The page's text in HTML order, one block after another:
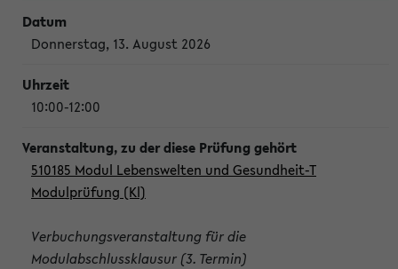
Donnerstag, 13. August 2026
10:00-12:00
510185 Modul Lebenswelten und Gesundheit-T
Modulprüfung (Kl)
Verbuchungsveranstaltung für die
Modulabschlussklausur (3. Termin)